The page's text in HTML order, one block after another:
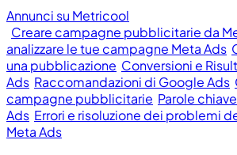
Annunci su Metricool
Creare campagne pubblicitarie da
analizzare le tue campagne Meta Ads
una pubblicazione Conversioni e
Ads Raccomandazioni di Google Ads
campagne pubblicitarie Parole
Ads Errori e risoluzione dei problemi
Meta Ads